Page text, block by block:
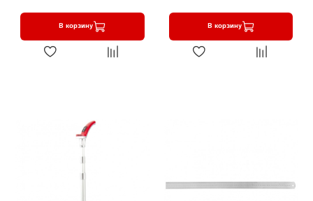
В корзину В корзину